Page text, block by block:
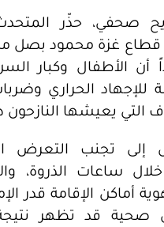
صحفي، حذّر
قطاع غزة محمود بصل
أن الأطفال وكبار
للإجهاد الحراري
يعيشها النازحون
إلى تجنب التعرض
ساعات الذروة،
أماكن الإقامة قدر
صحية قد تظهر نتيجة